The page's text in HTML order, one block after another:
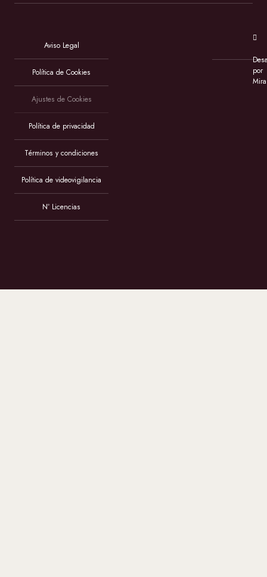
Aviso Legal
Política de Cookies
Ajustes de Cookies
Política de privacidad
Términos y condiciones
Política de videovigilancia
Nº Licencias
por